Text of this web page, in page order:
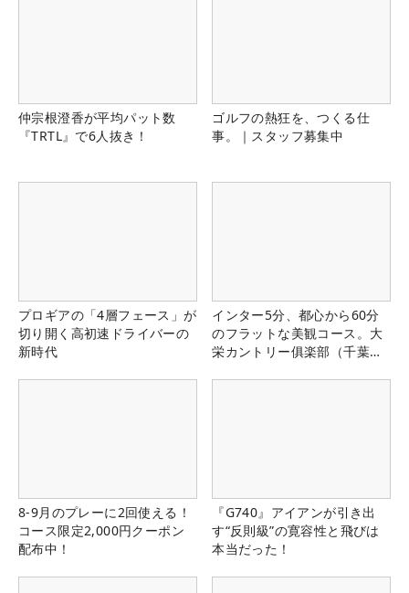
仲宗根澄香が平均パット数
『TRTL』で6人抜き！
ゴルフの熱狂を、つくる仕
事。｜スタッフ募集中
プロギアの「4層フェース」が
切り開く高初速ドライバーの
新時代
インター5分、都心から60分
のフラットな美観コース。大
栄カントリー俱楽部（千葉
8-9月のプレーに2回使える！
コース限定2,000円クーポン
配布中！
『G740』アイアンが引き出
す“反則級”の寛容性と飛びは
本当だった！